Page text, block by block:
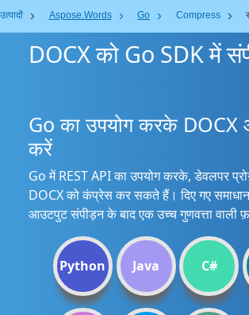
उत्पादों Aspose.Words Go Compress
DOCX को Go SDK में
Go का उपयोग करके
करें
Go में REST API का उपयोग करके, डेवलपर
DOCX को कंप्रेस कर सकते हैं। दिए गए
आउटपुट संपीड़न के बाद एक उच्च गुणवत्ता वाली
Python Java C#